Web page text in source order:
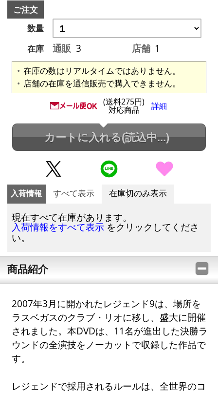
ご注文
数量
在庫
通販 3 店舗 1
在庫の数はリアルタイムではありません。
店舗の在庫を通信販売で購入できません。
(送料275円)
対応商品 詳細
カートに入れる(読込中...)
入荷情報 すべて表示 在庫切のみ表示
現在すべて在庫があります。
入荷情報をすべて表示 をクリックしてくださ
い。
商品紹介
2007年3月に開かれたレジェンド9は、場所を
ラスベガスのクラブ・リオに移し、盛大に開催
されました。本DVDは、11名が進出した決勝ラ
ウンドの全演技をノーカットで収録した作品で
す。
レジェンドで採用されるルールは、全世界のコ